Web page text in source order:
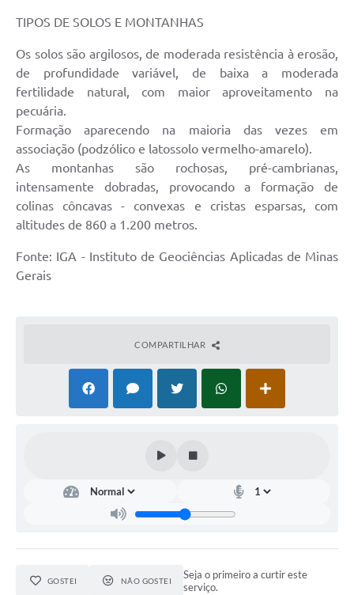
TIPOS DE SOLOS E MONTANHAS
Os solos são argilosos, de moderada resistência à erosão,
de profundidade variável, de baixa a moderada
fertilidade natural, com maior aproveitamento na
pecuária.
Formação aparecendo na maioria das vezes em
associação (podzólico e latossolo vermelho-amarelo).
As montanhas são rochosas, pré-cambrianas,
intensamente dobradas, provocando a formação de
colinas côncavas - convexas e cristas esparsas, com
altitudes de 860 a 1.200 metros.
Fonte: IGA - Instituto de Geociências Aplicadas de Minas
Gerais
COMPARTILHAR
GOSTEI NÃO GOSTEI
Seja o primeiro a curtir este
serviço.